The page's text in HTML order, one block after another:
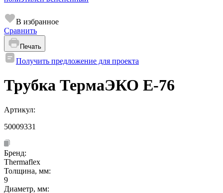
В избранное
Сравнить
Печать
Получить предложение для проекта
Трубка ТермаЭКО Е-76
Артикул:
50009331
Бренд:
Thermaflex
Толщина, мм:
9
Диаметр, мм: